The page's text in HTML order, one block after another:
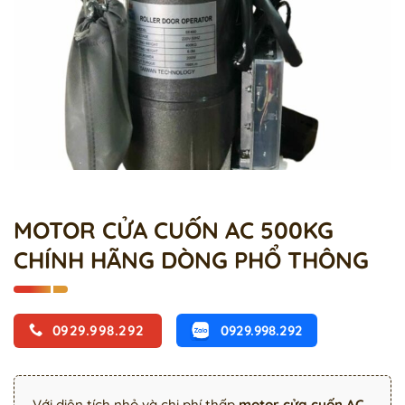
MOTOR CỬA CUỐN AC 500KG
CHÍNH HÃNG DÒNG PHỔ THÔNG
0929.998.292 0929.998.292